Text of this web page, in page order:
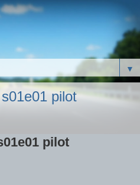
▼
pilot
pilot